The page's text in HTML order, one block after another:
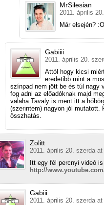
MrSilesian
2011. április
Már elsején?
Gabiiii
2011. április 20.
Attól hogy kicsi
eredetibb mint a
színpad nem jött be és túl nagy
fog adni az előadóknak majd
valaha.Tavaly is ment itt a
(szerintem) nagyon jól
összhatás.
Zolitt
2011. április 20. szerda at
Itt egy fél percnyi videó
http://
Gabiii
2011. április 20. szerda at